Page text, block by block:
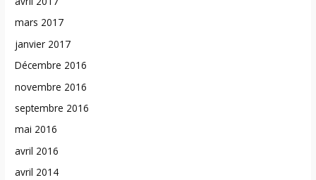
mars 2017
janvier 2017
Décembre 2016
novembre 2016
septembre 2016
mai 2016
avril 2016
avril 2014